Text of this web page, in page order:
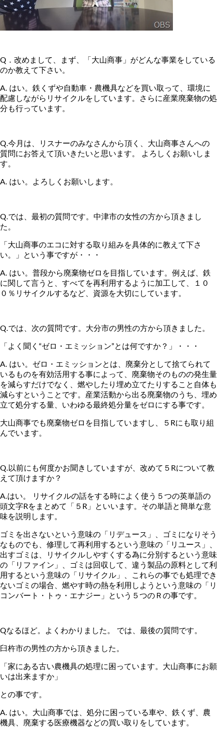
Q．改めまして、まず、「大山商事」がどんな事業をしている
のか教えて下さい。
A. はい。鉄くずや自動車・農機具などを買い取って、環境に
配慮しながらリサイクルをしています。さらに産業廃棄物の処
分も行っています。
Q.今月は、リスナーのみなさんから頂く、大山商事さんへの
質問にお答えて頂いきたいと思います。 よろしくお願いしま
す。
A. はい。よろしくお願いします。
Q.では、最初の質問です。中津市の女性の方から頂きまし
た。
「大山商事のエコに対する取り組みを具体的に教えて下さ
い。」という事ですが・・・
A. はい。普段から廃棄物ゼロを目指しています。例えば、鉄
に関して言うと、すべてを再利用するように加工して、１０
０％リサイクルするなど、資源を大切にしています。
Q.では、次の質問です。大分市の男性の方から頂きました。
「よく聞く“ゼロ・エミッション”とは何ですか？」・・・
A. はい。ゼロ・エミッションとは、廃棄分として捨てられて
いるものを有効活用する事によって、廃棄物そのものの発生量
を減らすだけでなく、燃やしたり埋め立てたりすること自体も
減らすということです。産業活動から出る廃棄物のうち、埋め
立て処分する量、いわゆる最終処分量をゼロにする事です。
大山商事でも廃棄物ゼロを目指していますし、５Rにも取り組
んでいます。
Q.以前にも何度かお聞きしていますが、改めて５Rについて教
えて頂けますか？
A.はい。 リサイクルの話をする時によく使う５つの英単語の
頭文字Rをまとめて「５R」といいます。その単語と簡単な意
味を説明します。
ゴミを出さないという意味の「リデュース」、ゴミになりそう
なものでも、修理して再利用するという意味の「リユース」、
出すゴミは、リサイクルしやすくする為に分別するという意味
の「リファイン」、ゴミは回収して、違う製品の原料として利
用するという意味の「リサイクル」、これらの事でも処理でき
ないゴミの場合、燃やす時の熱を利用しようという意味の「リ
コンバート・トゥ・エナジー」という５つのＲの事です。
Qなるほど。よくわかりました。 では、最後の質問です。
臼杵市の男性の方から頂きました。
「家にある古い農機具の処理に困っています。大山商事にお願
いは出来ますか」
との事です。
A. はい。大山商事では、処分に困っている車や、鉄くず、農
機具、廃棄する医療機器などの買い取りをしています。